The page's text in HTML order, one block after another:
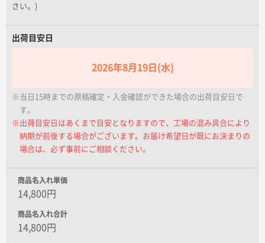
ブルー
グリーン
オレンジ
厚紙札(供花用)
さい。)
出荷目安日
2026年8月19日(水)
※当日15時までの原稿確定・入金確認ができた場合の出荷目安日で
す。
※出荷目安日はあくまで目安となりますので、工場の混み具合により
納期が前後する場合がございます。お届け希望日が既にお決まりの
場合は、必ず事前にご相談ください。
商品名入れ単価
14,800円
商品名入れ合計
14,800円